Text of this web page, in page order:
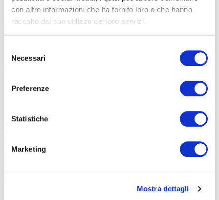
con altre informazioni che ha fornito loro o che hanno
raccolto dal suo utilizzo dei loro servizi.
delNecessari
Preferenze
Statistiche
Marketing
Mostra dettagli